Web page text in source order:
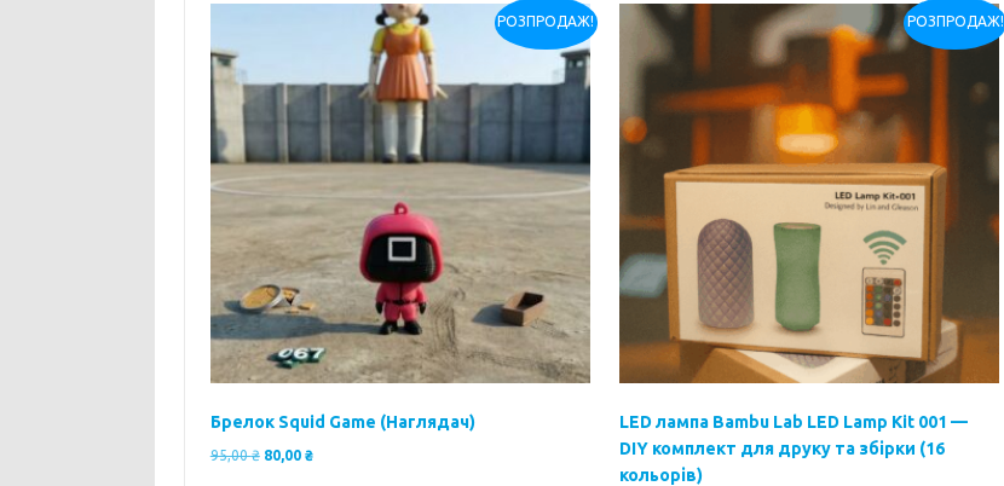
РОЗПРОДАЖ!
Брелок Squid Game (Наглядач)
95,00₴ Оригінальна
80,00 ₴Поточна
РОЗПРОДАЖ!
LED лампа Bambu Lab LED Lamp Kit 001 —
DIY комплект для друку та збірки (16
кольорів)